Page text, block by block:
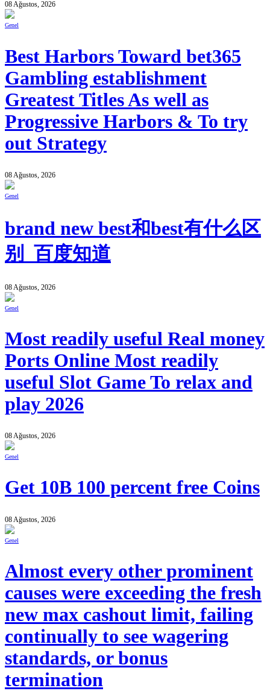
08 Ağustos, 2026
Genel
Best Harbors Toward bet365
Gambling establishment
Greatest Titles As well as
Progressive Harbors & To try
out Strategy
08 Ağustos, 2026
Genel
brand new best和best有什么区
别_百度知道
08 Ağustos, 2026
Genel
Most readily useful Real money
Ports Online Most readily
useful Slot Game To relax and
play 2026
08 Ağustos, 2026
Genel
Get 10B 100 percent free Coins
08 Ağustos, 2026
Genel
Almost every other prominent
causes were exceeding the fresh
new max cashout limit, failing
continually to see wagering
standards, or bonus
termination